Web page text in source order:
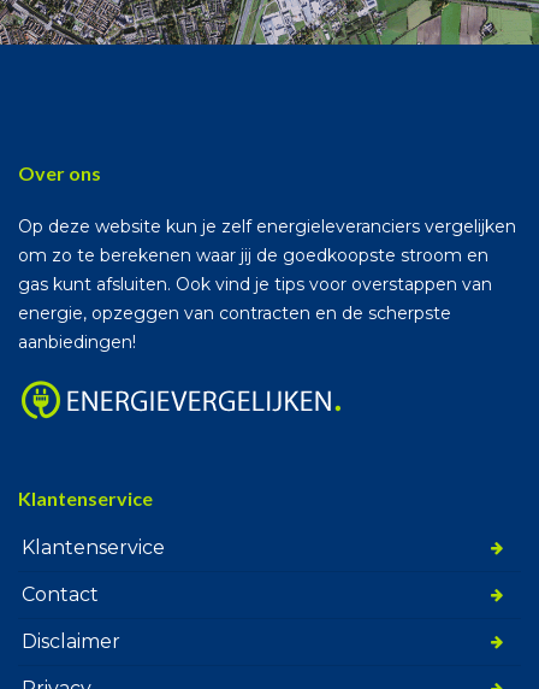
Over ons
Op deze website kun je zelf energieleveranciers vergelijken
om zo te berekenen waar jij de goedkoopste stroom en
gas kunt afsluiten. Ook vind je tips voor overstappen van
energie, opzeggen van contracten en de scherpste
aanbiedingen!
Klantenservice
Klantenservice
Contact
Disclaimer